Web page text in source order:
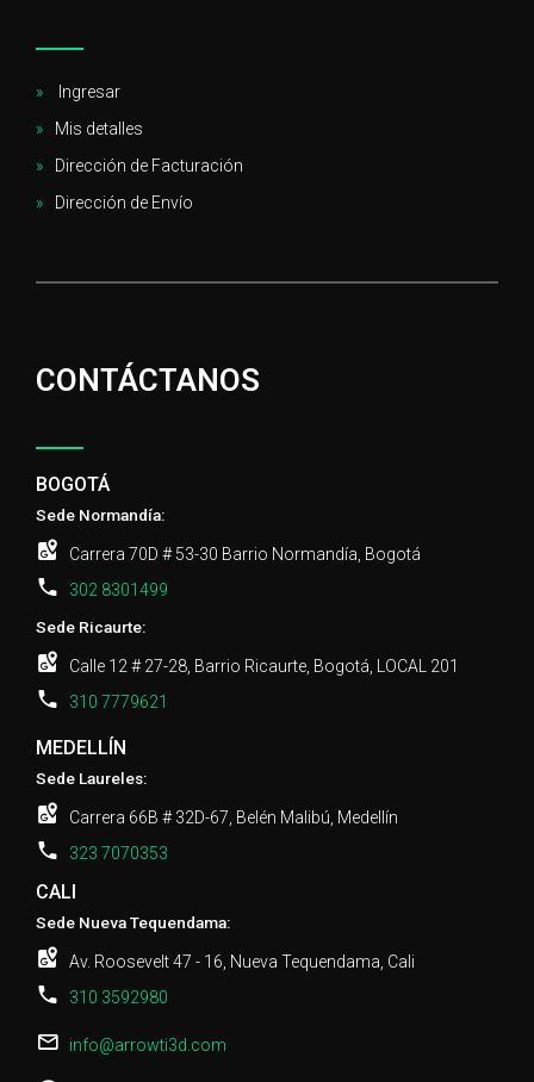
Ingresar
Mis detalles
Dirección de Facturación
Dirección de Envío
CONTÁCTANOS
BOGOTÁ
Sede Normandía:
Carrera 70D # 53-30 Barrio Normandía, Bogotá
302 8301499
Sede Ricaurte:
Calle 12 # 27-28, Barrio Ricaurte, Bogotá, LOCAL 201
310 7779621
MEDELLÍN
Sede Laureles:
Carrera 66B # 32D-67, Belén Malibú, Medellín
323 7070353
CALI
Sede Nueva Tequendama:
Av. Roosevelt 47 - 16, Nueva Tequendama, Cali
310 3592980
info@arrowti3d.com